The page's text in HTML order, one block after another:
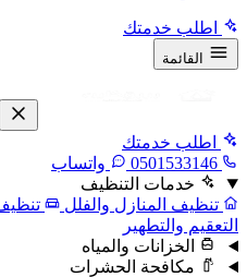
اطلب خدمتك
القائمة
اطلب خدمتك
0501533146
واتساب
خدمات التنظيف
تنظيف المنازل والفلل
التعقيم والتطهير
الخزانات والمياه
مكافحة الحشرات